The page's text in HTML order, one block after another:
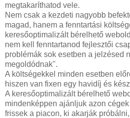
megtakaríthatod vele.
Nem csak a kezdeti nagyobb
magad, hanem a fenntartási
keresőoptimalizált bérelhető
nem kell fenntartanod fejlesztői
problémák sok esetben a jelzésed
megoldódnak".
A költségekkel minden esetben
hiszen van fixen egy havidíj és
A keresőoptimalizált bérelhető
mindenképpen ajánljuk azon
frissek a piacon, ki akarják